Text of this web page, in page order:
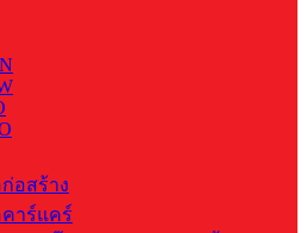
อสร้าง
คาร์แคร์